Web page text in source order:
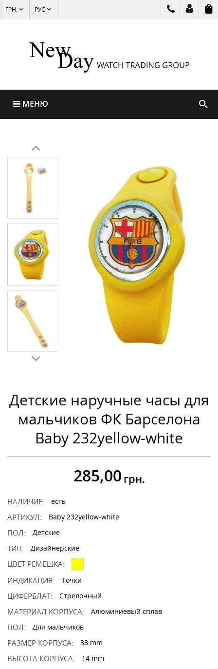
ГРН. РУС
МЕНЮ
Детские наручные часы для
мальчиков ФК Барселона
Baby 232yellow-white
285,00 грн.
НАЛИЧИЕ: есть
АРТИКУЛ: Baby 232yellow-white
ПОЛ: Детские
ТИП: Дизайнерские
ЦВЕТ РЕМЕШКА:
ИНДИКАЦИЯ:
Точки
ЦИФЕРБЛАТ: Стрелочный
МАТЕРИАЛ КОРПУСА: Алюминиевый сплав
ПОЛ: Для мальчиков
РАЗМЕР КОРПУСА: 38 mm
ВЫСОТА КОРПУСА: 14 mm